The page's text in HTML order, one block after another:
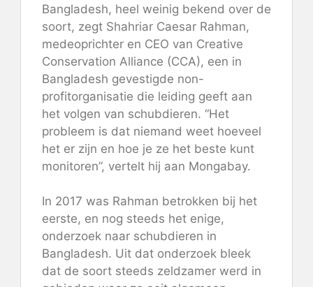
Bangladesh, heel weinig bekend over de
soort, zegt Shahriar Caesar Rahman,
medeoprichter en CEO van Creative
Conservation Alliance (CCA), een in
Bangladesh gevestigde non-
profitorganisatie die leiding geeft aan
het volgen van schubdieren. “Het
probleem is dat niemand weet hoeveel
het er zijn en hoe je ze het beste kunt
monitoren”, vertelt hij aan Mongabay.
In 2017 was Rahman betrokken bij het
eerste, en nog steeds het enige,
onderzoek naar schubdieren in
Bangladesh. Uit dat onderzoek bleek
dat de soort steeds zeldzamer werd in